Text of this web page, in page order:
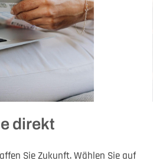
direkt
Sie Zukunft. Wählen Sie auf